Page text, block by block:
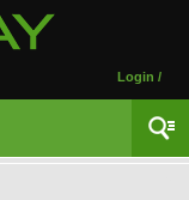
Login /